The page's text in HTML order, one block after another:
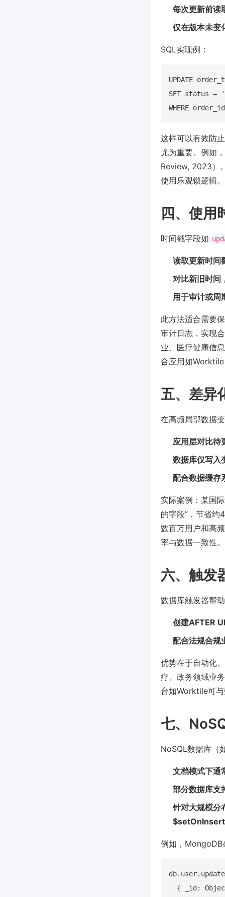
每次更新前读
仅在版本未变
SQL实现例：
UPDATE
SET status =
这样可以有效防
尤为重要。例如
Review, 2023）
使用乐观锁逻辑。
四、使用
时间戳字段如
读取更新时间
对比新旧时间
用于审计或周
此方法适合需要
审计日志，实现
业、医疗健康信
合应用如
五、差异
在高频局部数据
应用层对比待
数据库仅写入
配合数据缓存
实际案例：某国
的字段”，节省
数百万用户和高
率与数据一致性。
六、触发
数据库触发器帮
创建AFTER
配合法规合规
优势在于自动化
疗、政务领域业
台如Worktile可
七、
NoSQL数据库（
文档模式下通
部分数据库支
针对大规模分
例如，MongoDB
{ _id: